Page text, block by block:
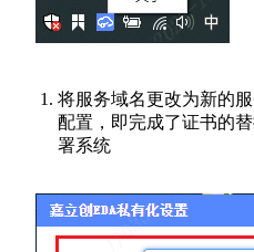
将服务域名更改为新的
配置，即完成了证书的
署系统